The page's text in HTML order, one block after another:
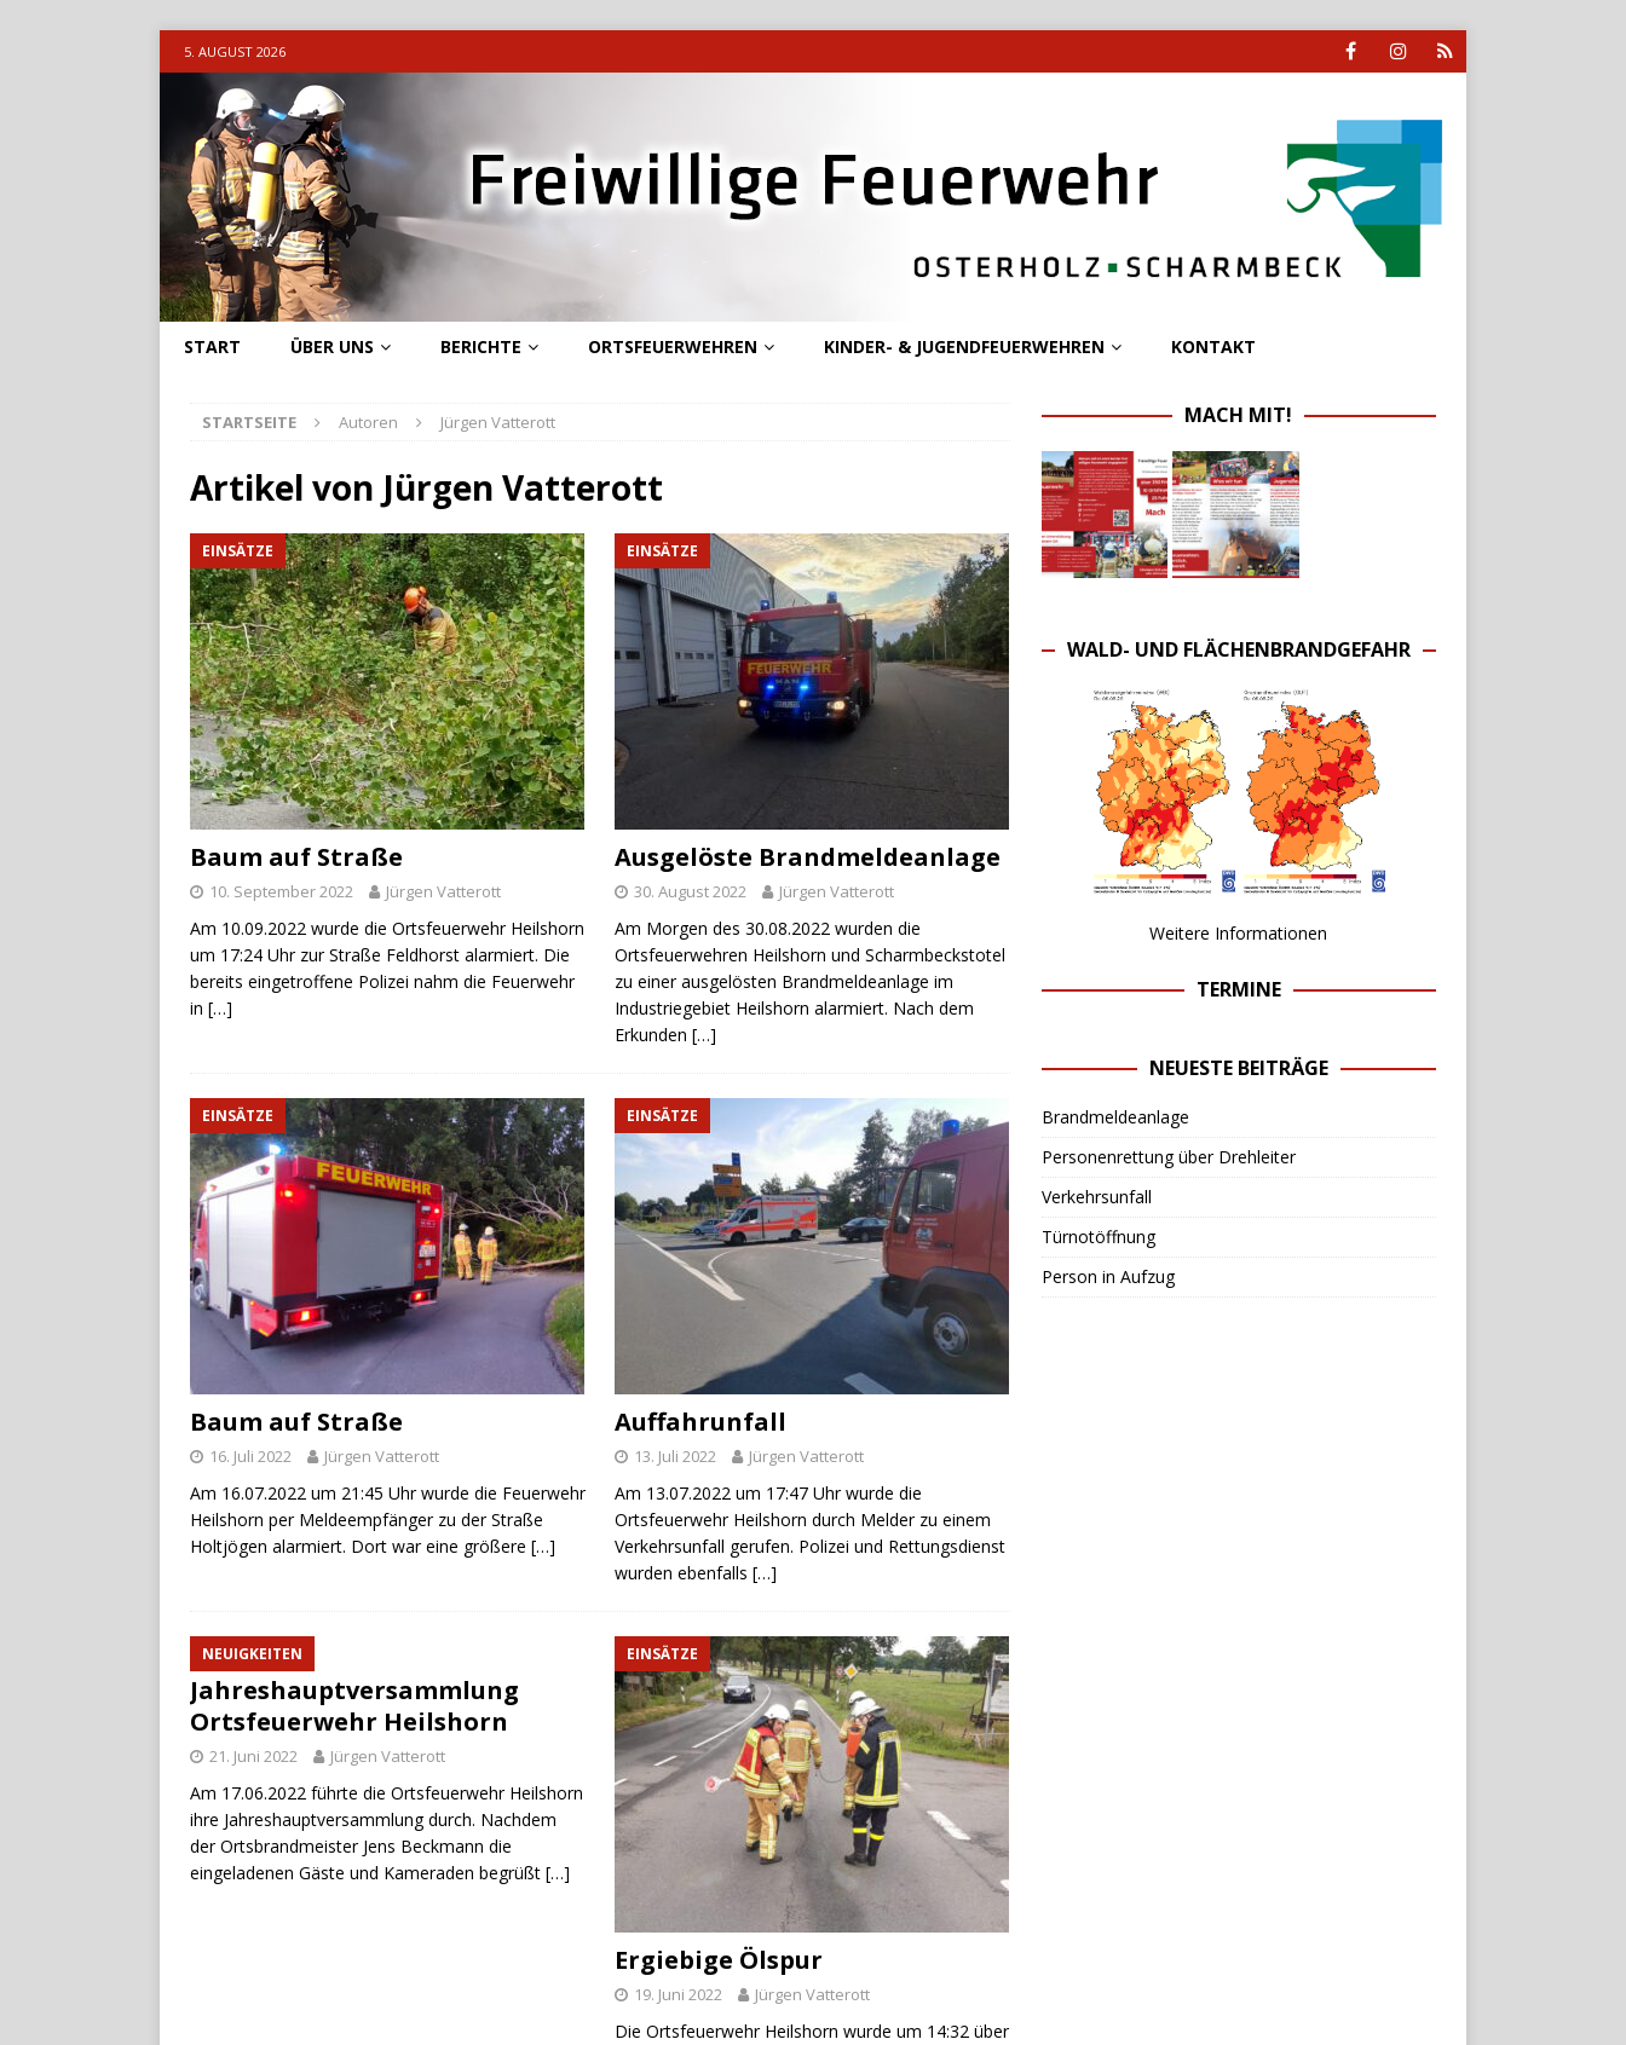
5. AUGUST 2026
START ÜBER UNS BERICHTE ORTSFEUERWEHREN KINDER- & JUGENDFEUERWEHREN KONTAKT
STARTSEITE Autoren Jürgen Vatterott
Artikel von Jürgen Vatterott
EINSÄTZE
Baum auf Straße
10. September 2022 Jürgen Vatterott
Am 10.09.2022 wurde die Ortsfeuerwehr Heilshorn
um 17:24 Uhr zur Straße Feldhorst alarmiert. Die
bereits eingetroffene Polizei nahm die Feuerwehr
in […]
EINSÄTZE
Ausgelöste Brandmeldeanlage
30. August 2022 Jürgen Vatterott
Am Morgen des 30.08.2022 wurden die
Ortsfeuerwehren Heilshorn und Scharmbeckstotel
zu einer ausgelösten Brandmeldeanlage im
Industriegebiet Heilshorn alarmiert. Nach dem
Erkunden […]
EINSÄTZE
Baum auf Straße
16. Juli 2022 Jürgen Vatterott
Am 16.07.2022 um 21:45 Uhr wurde die Feuerwehr
Heilshorn per Meldeempfänger zu der Straße
Holtjögen alarmiert. Dort war eine größere […]
EINSÄTZE
Auffahrunfall
13. Juli 2022 Jürgen Vatterott
Am 13.07.2022 um 17:47 Uhr wurde die
Ortsfeuerwehr Heilshorn durch Melder zu einem
Verkehrsunfall gerufen. Polizei und Rettungsdienst
wurden ebenfalls […]
NEUIGKEITEN
Jahreshauptversammlung
Ortsfeuerwehr Heilshorn
21. Juni 2022 Jürgen Vatterott
Am 17.06.2022 führte die Ortsfeuerwehr Heilshorn
ihre Jahreshauptversammlung durch. Nachdem
der Ortsbrandmeister Jens Beckmann die
eingeladenen Gäste und Kameraden begrüßt […]
EINSÄTZE
Ergiebige Ölspur
19. Juni 2022 Jürgen Vatterott
Die Ortsfeuerwehr Heilshorn wurde um 14:32 über
MACH MIT!
WALD- UND FLÄCHENBRANDGEFAHR
Weitere Informationen
TERMINE
NEUESTE BEITRÄGE
Brandmeldeanlage
Personenrettung über Drehleiter
Verkehrsunfall
Türnotöffnung
Person in Aufzug